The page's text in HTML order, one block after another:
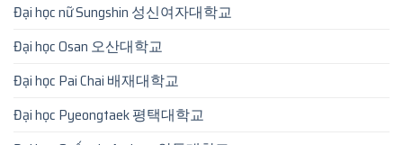
Đại học nữ Sungshin 성신여자대학교
Đại học Osan 오산대학교
Đại học Pai Chai 배재대학교
Đại học Pyeongtaek 평택대학교